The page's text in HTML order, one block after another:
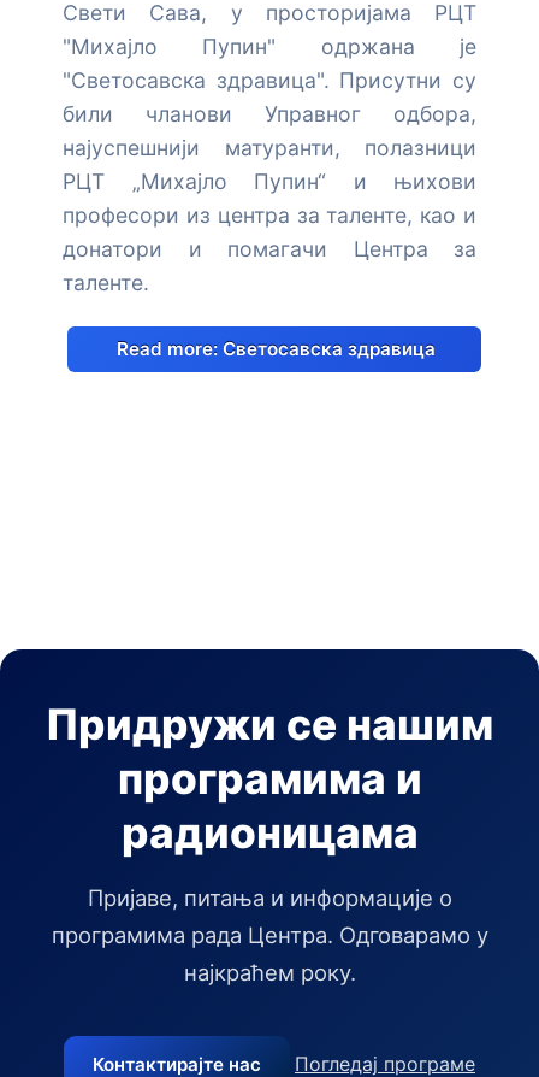
Свети Сава, у просторијама РЦТ
"Михајло Пупин" одржана је
"Светосавска здравица". Присутни су
били чланови Управног одбора,
најуспешнији матуранти, полазници
РЦТ „Михајло Пупин“ и њихови
професори из центра за таленте, као и
донатори и помагачи Центра за
таленте.
Read more: Светосавска здравица
Придружи се нашим
програмима и
радионицама
Пријаве, питања и информације о
програмима рада Центра. Одговарамо у
најкраћем року.
Контактирајте нас Погледај програме